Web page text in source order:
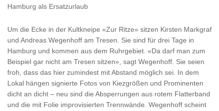
Hamburg als Ersatzurlaub
Um die Ecke in der Kultkneipe «Zur Ritze» sitzen Kirsten Markgraf
und Andreas Wegenhoff am Tresen. Sie sind für drei Tage in
Hamburg und kommen aus dem Ruhrgebiet. «Da darf man zum
Beispiel gar nicht am Tresen sitzen», sagt Wegenhoff. Sie seien
froh, dass das hier zumindest mit Abstand möglich sei. In dem
Lokal hängen signierte Fotos von Kiezgrößen und Prominenten
dicht an dicht – neu sind die Absperrungen aus rotem Flatterband
und die mit Folie improvisierten Trennwände. Wegenhoff scheint